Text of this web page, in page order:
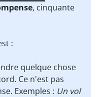
, cinquante
:
quelque chose
Ce n'est pas
Exemples : Un vol